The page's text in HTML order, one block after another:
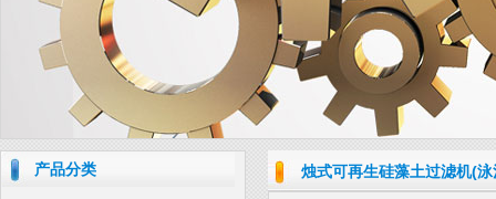
产品分类 烛式可再生硅藻土过滤机(